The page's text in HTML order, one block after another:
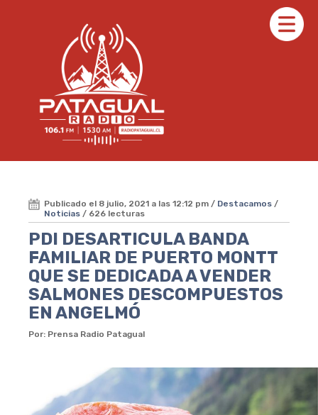
Publicado el 8 julio, 2021 a las 12:12 pm / Destacamos /
Noticias / 626 lecturas
PDI DESARTICULA BANDA
FAMILIAR DE PUERTO MONTT
QUE SE DEDICADA A VENDER
SALMONES DESCOMPUESTOS
EN ANGELMÓ
Por: Prensa Radio Patagual